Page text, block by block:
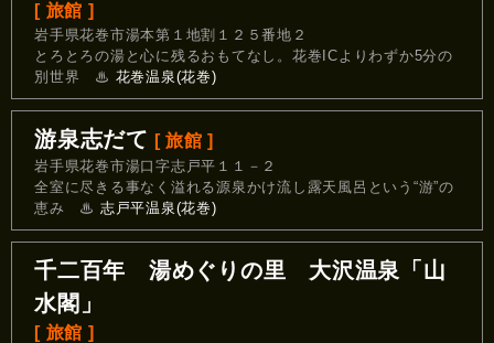
[ 旅館 ]
岩手県花巻市湯本第１地割１２５番地２
とろとろの湯と心に残るおもてなし。花巻ICよりわずか5分の
別世界 ♨ 花巻温泉(花巻)
游泉志だて [ 旅館 ]
岩手県花巻市湯口字志戸平１１－２
全室に尽きる事なく溢れる源泉かけ流し露天風呂という“游”の
恵み ♨ 志戸平温泉(花巻)
千二百年 湯めぐりの里 大沢温泉「山
水閣」
[ 旅館 ]